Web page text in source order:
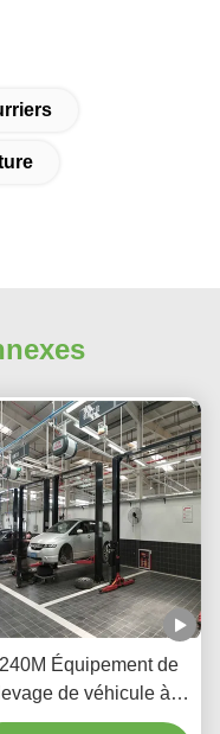
Équipement de
levage de véhicule à
poteaux à grille